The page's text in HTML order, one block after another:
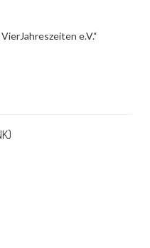
e.V.“